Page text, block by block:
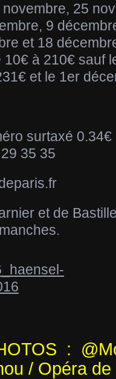
25
9
et 18
10€ à 210€ sauf
et le 1er
surtaxé
35 35
et de
:
/ Opéra de